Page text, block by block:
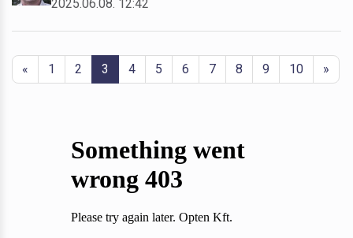
2025.06.08. 12:42
« 1 2 3 4 5 6 7 8 9 10 »